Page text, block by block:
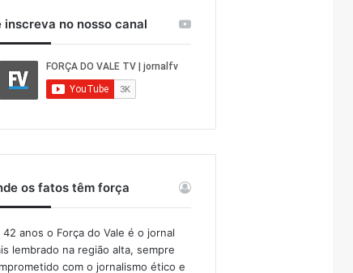
inscreva no nosso canal
os fatos têm força
42 anos o Força do Vale é o jornal
lembrado na região alta, sempre
com o jornalismo ético e